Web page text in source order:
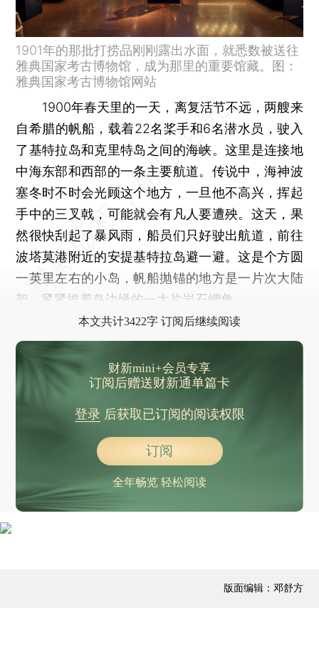
1901年的那批打捞品刚刚露出水面，就悉数被送往
雅典国家考古博物馆，成为那里的重要馆藏。图：
雅典国家考古博物馆网站
1900年春天里的一天，离复活节不远，两艘来
自希腊的帆船，载着22名桨手和6名潜水员，驶入
了基特拉岛和克里特岛之间的海峡。这里是连接地
中海东部和西部的一条主要航道。传说中，海神波
塞冬时不时会光顾这个地方，一旦他不高兴，挥起
手中的三叉戟，可能就会有凡人要遭殃。这天，果
然很快刮起了暴风雨，船员们只好驶出航道，前往
波塔莫港附近的安提基特拉岛避一避。这是个方圆
一英里左右的小岛，帆船抛锚的地方是一片次大陆
架，紧紧挨着岛边缘的一大片岩石岬角。
本文共计3422字 订阅后继续阅读
财新mini+会员专享
订阅后赠送财新通单篇卡
登录后获取已订阅的阅读权限
订阅
全年畅览 轻松阅读
版面编辑：邓舒方